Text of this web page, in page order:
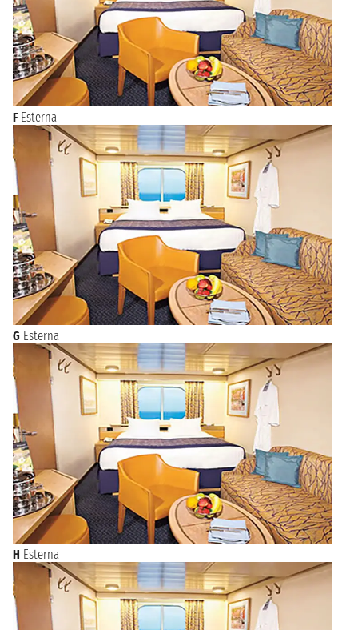
F Esterna
G Esterna
H Esterna